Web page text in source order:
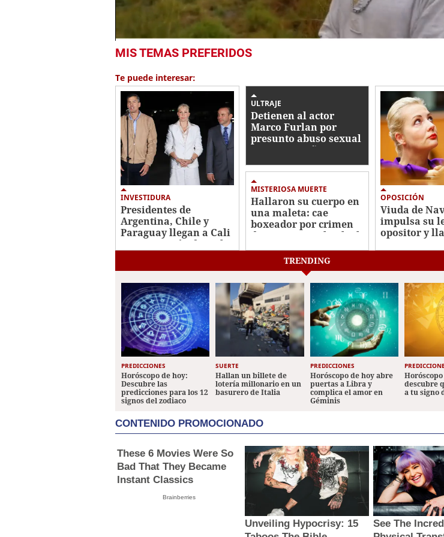
seconds
1
minute,
35
seconds
Volume
0%
MIS TEMAS PREFERIDOS
Te puede interesar:
INVESTIDURA
Presidentes de
Argentina, Chile y
Paraguay llegan a Cali
para posesión de De la
ULTRAJE
Detienen al actor
Marco Furlan por
presunto abuso sexual
contra un niño autista
MISTERIOSA MUERTE
Hallaron su cuerpo en
una maleta: cae
boxeador por crimen
de misionera Elisabeth
Ross
OPOSICIÓN
Viuda de
impulsa su
opositor y
TRENDING
PREDICCIONES
Horóscopo de hoy:
Descubre las
predicciones para los 12
signos del zodiaco
SUERTE
Hallan un billete de
lotería millonario en un
basurero de Italia
PREDICCIONES
Horóscopo de hoy abre
puertas a Libra y
complica el amor en
Géminis
descubre
a tu signo
CONTENIDO PROMOCIONADO
These 6 Movies Were So
Bad That They Became
Instant Classics
Brainberries
Unveiling Hypocrisy: 15
See The